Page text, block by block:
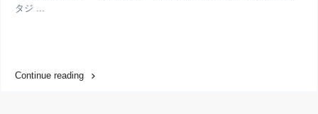
タジ ...
Continue reading